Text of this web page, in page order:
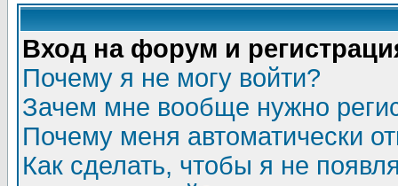
Вход на форум и
Почему я не могу войти?
Зачем мне вообще нужно
Почему меня автоматически
Как сделать, чтобы я не